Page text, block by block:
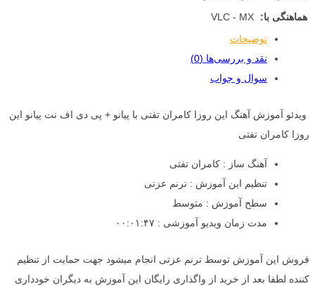
هماهنگی با:
VLC - MX
توضیحات
نقد و بررسی‌ها (0)
سوال و جواب
ویدئو آموزش آهنگ این روزا کامران تفتی با پیانو + پی دی اف نت پیانو این
روزا کامران تفتی
آهنگ ساز : کامران تفتی
تنظیم این آموزش : ترنم عزتی
سطح آموزش : متوسط
مدت زمان ویدیو آموزشی : ۰۰:۰۱:۴۷
فروش این آموزش توسط ترنم عزتی انجام میشود جهت حمایت از تنظیم
کننده لطفا بعد از خرید از واگذاری رایگان این آموزش به دیگران خودداری